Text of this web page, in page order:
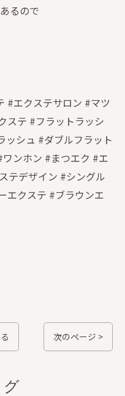
るので
#エクステサロン #マツ
ステ #フラットラッシ
ッシュ #ダブルフラット
ンホン #まつエク #エ
テデザイン #シングル
エクステ #ブラウンエ
次のページ >
グ